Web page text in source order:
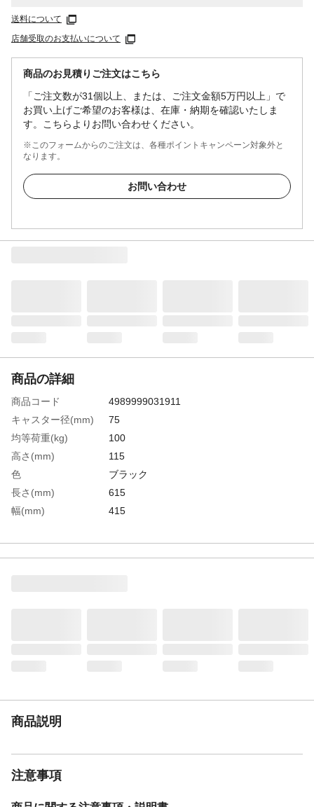
送料について
店舗受取のお支払いについて
商品のお見積りご注文はこちら
「ご注文数が31個以上、または、ご注文金額5万円以上」で
お買い上げご希望のお客様は、在庫・納期を確認いたしま
す。こちらよりお問い合わせください。
※このフォームからのご注文は、各種ポイントキャンペーン対象外と
なります。
お問い合わせ
商品の詳細
商品コード
4989999031911
キャスター径(mm)
75
均等荷重(kg)
100
高さ(mm)
115
色
ブラック
長さ(mm)
615
幅(mm)
415
生産国
日本
商品説明
注意事項